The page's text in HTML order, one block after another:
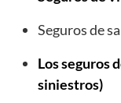
Seguros de
Los seguros
siniestros)